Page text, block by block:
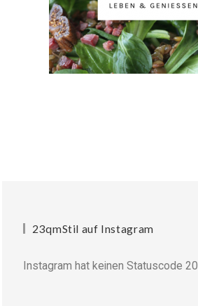
23qmStil auf Instagram
Instagram hat keinen Statuscode